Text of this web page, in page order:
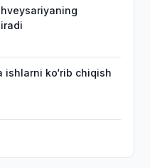
ishlarni ko‘rib chiqish